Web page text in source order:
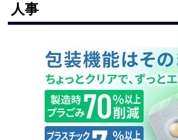
人事